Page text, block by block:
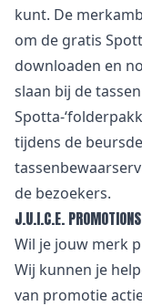
kunt. De
om de gratis
downloaden en
slaan bij de
Spotta-
tijdens de
de bezoekers.
J.U.I.C.E. PROMOTIONS
Wil je jouw merk
Wij kunnen je
van promotie